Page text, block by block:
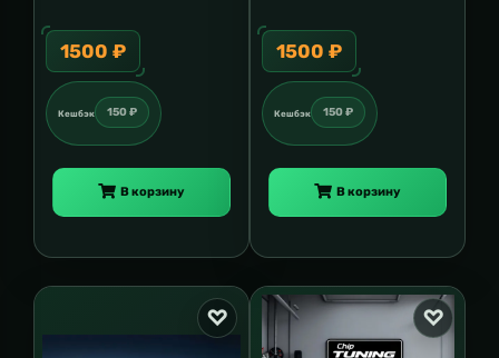
1500 ₽
Кешбэк 150 ₽
В корзину
1500 ₽
Кешбэк 150 ₽
В корзину